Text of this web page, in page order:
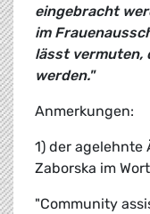
eingebracht
im
lässt vermuten,
werden."
Anmerkungen:
1) der agelehnte
Zaborska im
"Community